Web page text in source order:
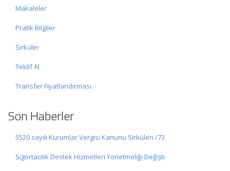
Makaleler
Pratik Bilgiler
Sirküler
Teklif Al
Transfer Fiyatlandırması
Son Haberler
5520 sayılı Kurumlar Vergisi Kanunu Sirküleri /73
Sigortacılık Destek Hizmetleri Yönetmeliği Değişti